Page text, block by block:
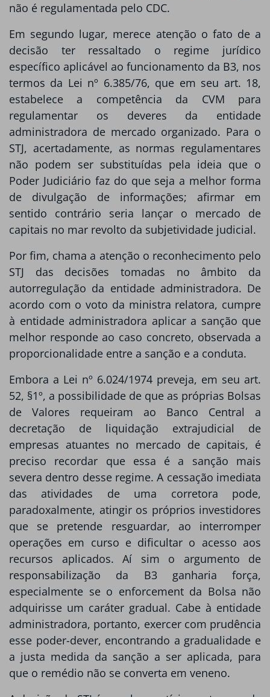
não é regulamentada pelo CDC.
Em segundo lugar, merece atenção o fato de a
decisão ter ressaltado o regime jurídico
específico aplicável ao funcionamento da B3, nos
termos da Lei nº 6.385/76, que em seu art. 18,
estabelece a competência da CVM para
regulamentar os deveres da entidade
administradora de mercado organizado. Para o
STJ, acertadamente, as normas regulamentares
não podem ser substituídas pela ideia que o
Poder Judiciário faz do que seja a melhor forma
de divulgação de informações; afirmar em
sentido contrário seria lançar o mercado de
capitais no mar revolto da subjetividade judicial.
Por fim, chama a atenção o reconhecimento pelo
STJ das decisões tomadas no âmbito da
autorregulação da entidade administradora. De
acordo com o voto da ministra relatora, cumpre
à entidade administradora aplicar a sanção que
melhor responde ao caso concreto, observada a
proporcionalidade entre a sanção e a conduta.
Embora a Lei nº 6.024/1974 preveja, em seu art.
52, §1º, a possibilidade de que as próprias Bolsas
de Valores requeiram ao Banco Central a
decretação de liquidação extrajudicial de
empresas atuantes no mercado de capitais, é
preciso recordar que essa é a sanção mais
severa dentro desse regime. A cessação imediata
das atividades de uma corretora pode,
paradoxalmente, atingir os próprios investidores
que se pretende resguardar, ao interromper
operações em curso e dificultar o acesso aos
recursos aplicados. Aí sim o argumento de
responsabilização da B3 ganharia força,
especialmente se o enforcement da Bolsa não
adquirisse um caráter gradual. Cabe à entidade
administradora, portanto, exercer com prudência
esse poder-dever, encontrando a gradualidade e
a justa medida da sanção a ser aplicada, para
que o remédio não se converta em veneno.